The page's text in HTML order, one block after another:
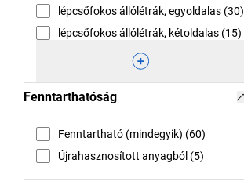
lépcsőfokos állólétrák, egyoldalas (30)
lépcsőfokos állólétrák, kétoldalas (15)
Fenntarthatóság
Fenntartható (mindegyik) (60)
Újrahasznosított anyagból (5)